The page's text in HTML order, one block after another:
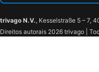
TM Apart Hotel Essen
trivago N.V., Kesselstraße 5 – 7,
Direitos autorais 2026 trivago |